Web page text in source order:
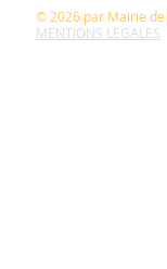
© 2026 par Mairie
MENTIONS LEGALES